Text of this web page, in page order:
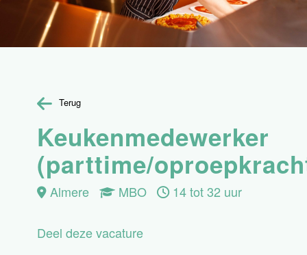
Terug
Keukenmedewerker
(parttime/
Almere MBO 14 tot 32 uur
Deel deze vacature